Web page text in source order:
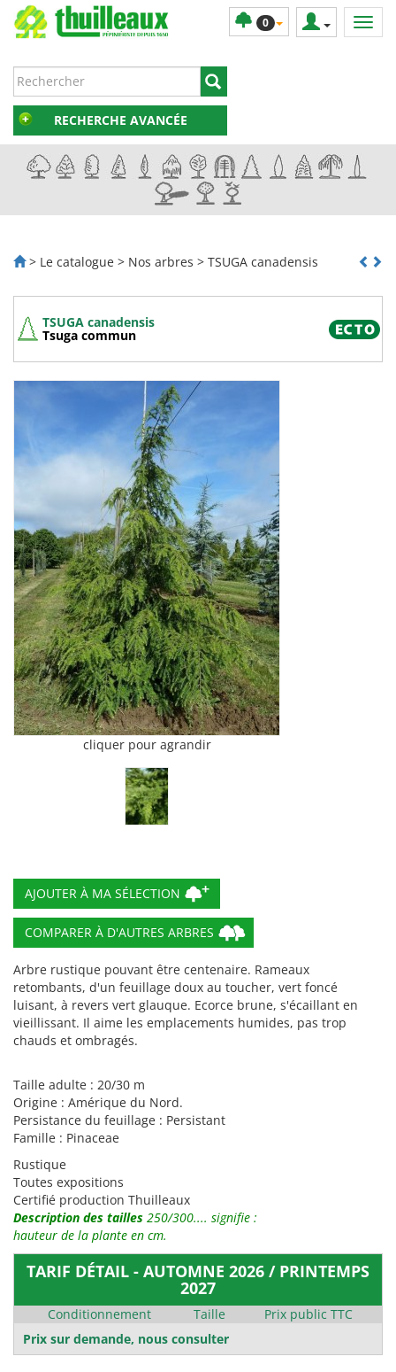
0
RECHERCHE AVANCÉE
> Le catalogue > Nos arbres > TSUGA canadensis
TSUGA canadensis
Tsuga commun
cliquer pour agrandir
COMPARER À D'AUTRES ARBRES
Arbre rustique pouvant être centenaire. Rameaux
retombants, d'un feuillage doux au toucher, vert foncé
luisant, à revers vert glauque. Ecorce brune, s'écaillant en
vieillissant. Il aime les emplacements humides, pas trop
chauds et ombragés.
Taille adulte : 20/30 m
Origine : Amérique du Nord.
Persistance du feuillage : Persistant
Famille : Pinaceae
Rustique
Toutes expositions
Certifié production Thuilleaux
Description des tailles 250/300.... signifie :
hauteur de la plante en cm.
TARIF DÉTAIL - AUTOMNE 2026 / PRINTEMPS
2027
Conditionnement Taille
Prix public TTC
Prix sur demande, nous consulter